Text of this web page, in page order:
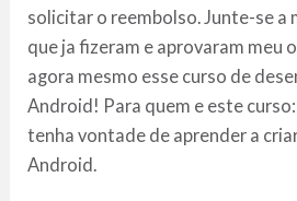
solicitar o reembolso. Junte-se a
que ja fizeram e aprovaram meu
agora mesmo esse curso de
Android! Para quem e este
tenha vontade de aprender a
Android.